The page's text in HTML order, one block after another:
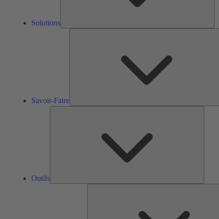
Solutions
Savoir-Faire
Outils